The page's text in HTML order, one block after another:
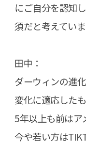
にご自分を認知
須だと考えていま
田中：
ダーウィンの進
変化に適応した
5年以上も前は
今や若い方は